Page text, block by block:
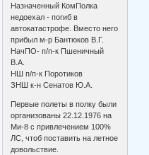
Назначенный КомПолка
недоехал - погиб в
автокатастрофе. Вместо него
прибыл м-р Бантюков В.Г.
НачПО- п/п-к Пшеничный
В.А.
НШ п/п-к Поротиков
ЗНШ к-н Сенатов Ю.А.
Первые полеты в полку были
организованы 22.12.1976 на
Ми-8 с привлечением 100%
ЛС, чтоб поставить на летное
довольствие.